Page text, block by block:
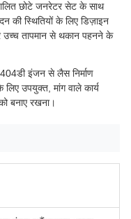
छोटे जनरेटर सेट के साथ
की स्थितियों के लिए डिज़ाइन
तापमान से थकान पहनने के
इंजन से लैस निर्माण
उपयुक्त, मांग वाले कार्य
बनाए रखना।